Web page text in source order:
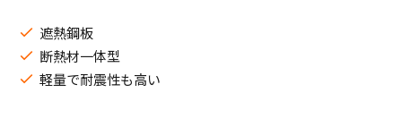
遮熱鋼板
断熱材一体型
軽量で耐震性も高い